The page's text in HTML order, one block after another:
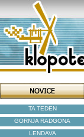
TA TEDEN
GORNJA RADGONA
LENDAVA